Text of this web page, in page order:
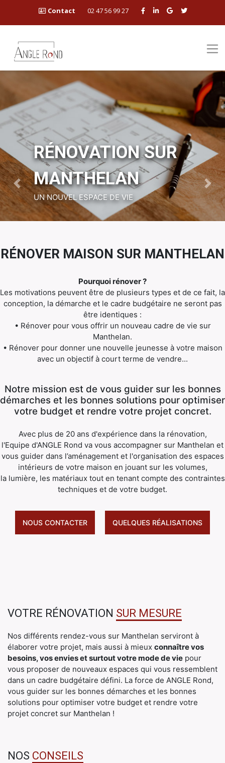
Contact 02 47 56 99 27
RÉNOVATION SUR
MANTHELAN
UN NOUVEL ESPACE DE VIE
Previous Next
RÉNOVER MAISON SUR MANTHELAN
Pourquoi rénover ?
Les motivations peuvent être de plusieurs types et de ce fait, la
conception, la démarche et le cadre budgétaire ne seront pas
être identiques :
• Rénover pour vous offrir un nouveau cadre de vie sur
Manthelan.
• Rénover pour donner une nouvelle jeunesse à votre maison
avec un objectif à court terme de vendre...
Notre mission est de vous guider sur les bonnes
démarches et les bonnes solutions pour optimiser
votre budget et rendre votre projet concret.
Avec plus de 20 ans d'expérience dans la rénovation,
l'Equipe d'ANGLE Rond va vous accompagner sur Manthelan et
vous guider dans l’aménagement et l'organisation des espaces
intérieurs de votre maison en jouant sur les volumes,
la lumière, les matériaux tout en tenant compte des contraintes
techniques et de votre budget.
NOUS CONTACTER QUELQUES RÉALISATIONS
VOTRE RÉNOVATION SUR MESURE
Nos différents rendez-vous sur Manthelan serviront à
élaborer votre projet, mais aussi à mieux connaître vos
besoins, vos envies et surtout votre mode de vie pour
vous proposer de nouveaux espaces qui vous ressemblent
dans un cadre budgétaire défini. La force de ANGLE Rond,
vous guider sur les bonnes démarches et les bonnes
solutions pour optimiser votre budget et rendre votre
projet concret sur Manthelan !
NOS CONSEILS